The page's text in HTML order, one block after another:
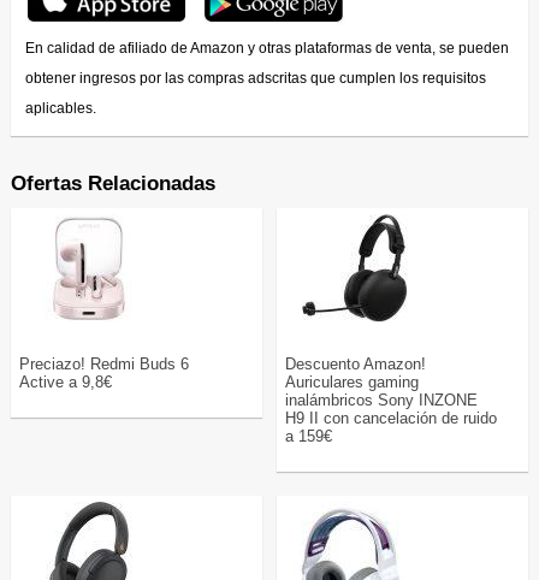
En calidad de afiliado de Amazon y otras plataformas de venta, se pueden
obtener ingresos por las compras adscritas que cumplen los requisitos
aplicables.
Ofertas Relacionadas
Preciazo! Redmi Buds 6
Active a 9,8€
Descuento Amazon!
Auriculares gaming
inalámbricos Sony INZONE
H9 II con cancelación de ruido
a 159€